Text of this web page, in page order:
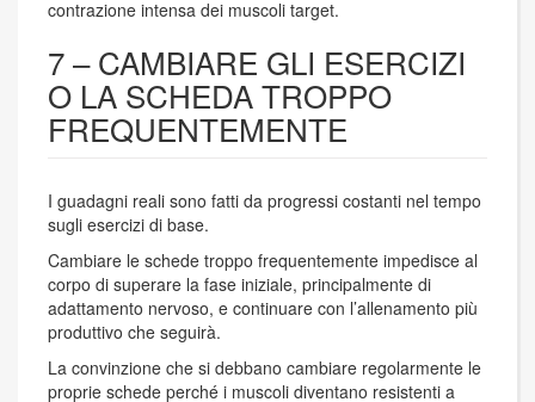
contrazione intensa dei muscoli target.
7 – CAMBIARE GLI ESERCIZI
O LA SCHEDA TROPPO
FREQUENTEMENTE
I guadagni reali sono fatti da progressi costanti nel tempo
sugli esercizi di base.
Cambiare le schede troppo frequentemente impedisce al
corpo di superare la fase iniziale, principalmente di
adattamento nervoso, e continuare con l’allenamento più
produttivo che seguirà.
La convinzione che si debbano cambiare regolarmente le
proprie schede perché i muscoli diventano resistenti a